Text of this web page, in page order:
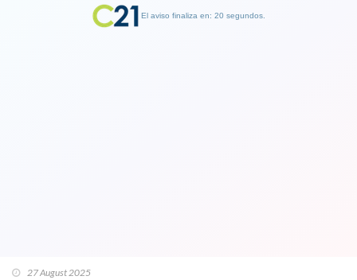
27 August 2025
El aviso finaliza en: 19 segundos.